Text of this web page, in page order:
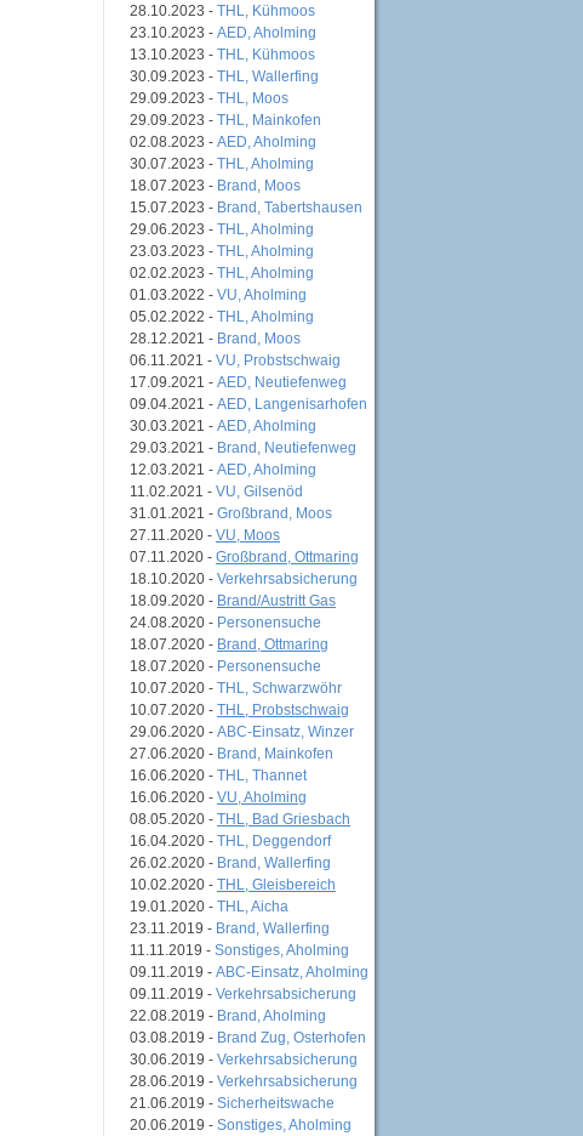
28.10.2023 - THL, Kühmoos
23.10.2023 - AED, Aholming
13.10.2023 - THL, Kühmoos
30.09.2023 - THL, Wallerfing
29.09.2023 - THL, Moos
29.09.2023 - THL, Mainkofen
02.08.2023 - AED, Aholming
30.07.2023 - THL, Aholming
18.07.2023 - Brand, Moos
15.07.2023 - Brand, Tabertshausen
29.06.2023 - THL, Aholming
23.03.2023 - THL, Aholming
02.02.2023 - THL, Aholming
01.03.2022 - VU, Aholming
05.02.2022 - THL, Aholming
28.12.2021 - Brand, Moos
06.11.2021 - VU, Probstschwaig
17.09.2021 - AED, Neutiefenweg
09.04.2021 - AED, Langenisarhofen
30.03.2021 - AED, Aholming
29.03.2021 - Brand, Neutiefenweg
12.03.2021 - AED, Aholming
11.02.2021 - VU, Gilsenöd
31.01.2021 - Großbrand, Moos
27.11.2020 - VU, Moos
07.11.2020 - Großbrand, Ottmaring
18.10.2020 - Verkehrsabsicherung
18.09.2020 - Brand/Austritt Gas
24.08.2020 - Personensuche
18.07.2020 - Brand, Ottmaring
18.07.2020 - Personensuche
10.07.2020 - THL, Schwarzwöhr
10.07.2020 - THL, Probstschwaig
29.06.2020 - ABC-Einsatz, Winzer
27.06.2020 - Brand, Mainkofen
16.06.2020 - THL, Thannet
16.06.2020 - VU, Aholming
08.05.2020 - THL, Bad Griesbach
16.04.2020 - THL, Deggendorf
26.02.2020 - Brand, Wallerfing
10.02.2020 - THL, Gleisbereich
19.01.2020 - THL, Aicha
23.11.2019 - Brand, Wallerfing
11.11.2019 - Sonstiges, Aholming
09.11.2019 - ABC-Einsatz, Aholming
09.11.2019 - Verkehrsabsicherung
22.08.2019 - Brand, Aholming
03.08.2019 - Brand Zug, Osterhofen
30.06.2019 - Verkehrsabsicherung
28.06.2019 - Verkehrsabsicherung
21.06.2019 - Sicherheitswache
20.06.2019 - Sonstiges, Aholming